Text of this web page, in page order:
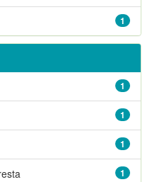
1
1
1
1
1